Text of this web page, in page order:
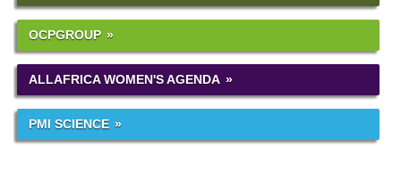
OCPGROUP
ALLAFRICA WOMEN'S AGENDA
PMI SCIENCE